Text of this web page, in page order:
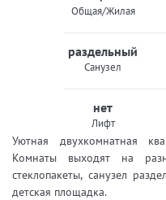
Общая/Жилая
раздельный
Санузел
нет
Лифт
Уютная двухкомнатная
Комнаты выходят на
стеклопакеты, санузел
детская площадка.